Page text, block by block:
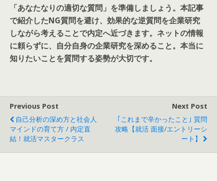
「あなたなりの適切な質問」を準備しましょう。本記事
で紹介したNG質問を避け、効果的な逆質問を企業研究
しながら考えることで内定へ近づきます。ネットの情報
に頼らずに、自分自身の企業研究を深めること。本当に
知りたいことを質問する姿勢が大切です。
Previous Post
自己分析の深め方と社会人
マインドの育て方 / 内定直
結！就活マスタークラス
Next Post
｢これまで辛かったこと｣ 質問
攻略【就活 面接/エントリーシ
ート】